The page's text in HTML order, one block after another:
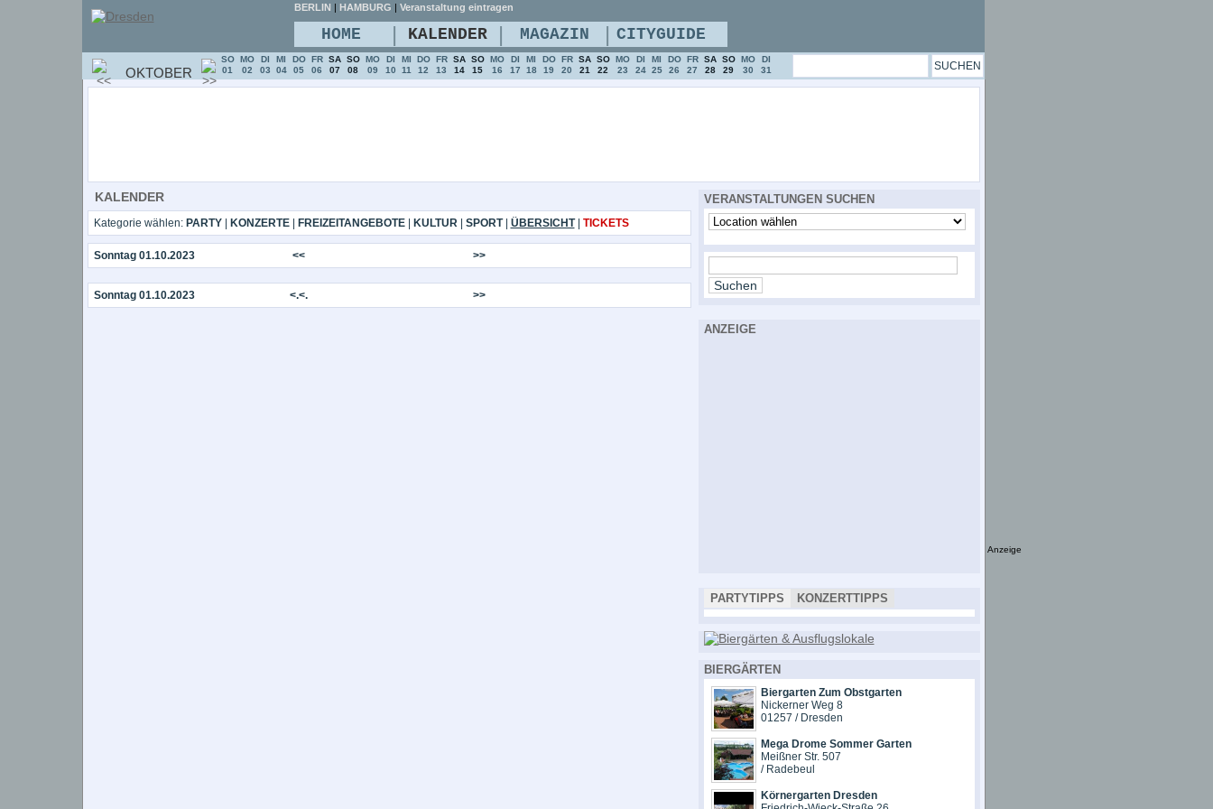
KALENDER
Kategorie wählen: PARTY| KONZERTE| FREIZEITANGEBOTE| KULTUR| SPORT| ÜBERSICHT| TICKETS
Sonntag 01.10.2023 << >>
Sonntag 01.10.2023 <.<. >>
VERANSTALTUNGEN SUCHEN
ANZEIGE
PARTYTIPPS KONZERTTIPPS
BIERGÄRTEN
Biergarten Zum Obstgarten
Nickerner Weg 8
01257 / Dresden
Mega Drome Sommer Garten
Meißner Str. 507
/ Radebeul
Körnergarten Dresden
BERLIN | HAMBURG | Veranstaltung eintragen
HOME | KALENDER | MAGAZIN | CITYGUIDE
OKTOBER
SO
01
MO
02
DI
03
MI
04
DO
05
FR
06
SA
07
SO
08
MO
09
DI
10
MI
11
DO
12
FR
13
SA
14
SO
15
MO
16
DI
17
MI
18
DO
19
FR
20
SA
21
SO
22
MO
23
DI
24
MI
25
DO
26
FR
27
SA
28
SO
29
MO
30
DI
31
Anzeige